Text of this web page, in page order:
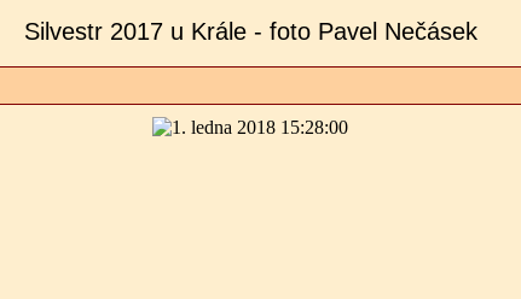
Silvestr 2017 u Krále - foto Pavel Nečásek